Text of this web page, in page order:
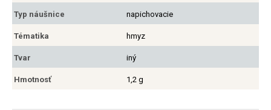
Typ náušnice napichovacie
Tématika hmyz
Tvar iný
Hmotnosť 1,2 g